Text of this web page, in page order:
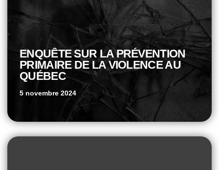
ENQUÊTE SUR LA PRÉVENTION
PRIMAIRE DE LA VIOLENCE AU
QUÉBEC
5 novembre 2024